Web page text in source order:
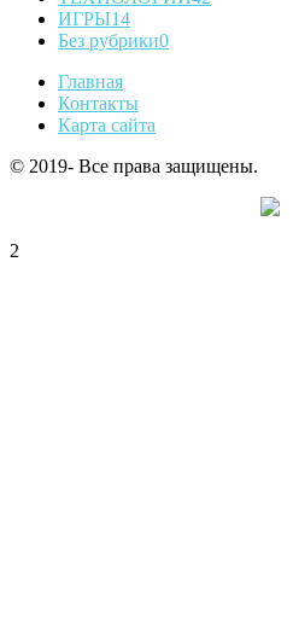
ИГРЫ14
Без рубрики0
Главная
Контакты
Карта сайта
© 2019- Все права защищены.
2